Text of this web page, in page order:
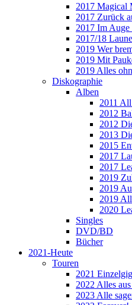
2017 Magical
2017 Zurück
2017 Im Auge
2017/18
2019 Wer
2019 Mit
2019 Alles
Diskographie
Alben
2011
2012
2012
2013
2015
2017
2017
2019
2019
2019
2020
Singles
DVD/BD
Bücher
2021-Heute
Touren
2021
2022 Alles
2023 Alle